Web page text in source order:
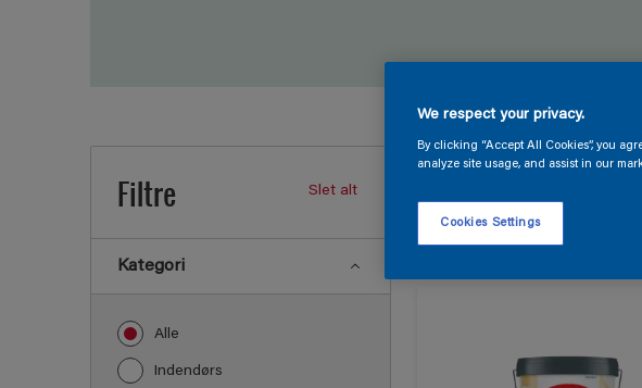
Filtre Slet alt
Kategori
Alle
Indendørs
Find produkterne
fundet produkt
We respect your privacy.
By clicking “Accept All Cookies”, you
analyze site usage, and assist in our
Cookies Settings